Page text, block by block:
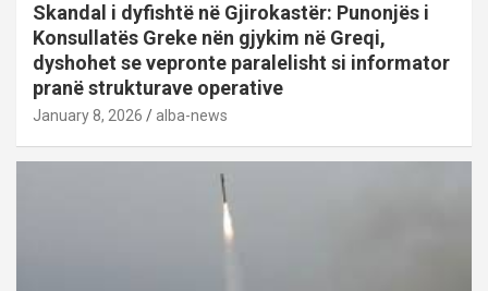
Skandal i dyfishtë në Gjirokastër: Punonjës i
Konsullatës Greke nën gjykim në Greqi,
dyshohet se vepronte paralelisht si informator
pranë strukturave operative
January 8, 2026 alba-news